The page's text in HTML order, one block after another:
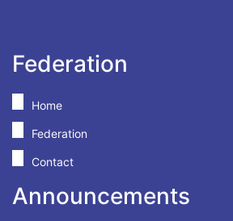
Federation
Home
Federation
Contact
Announcements